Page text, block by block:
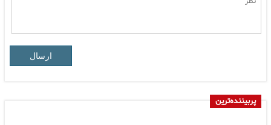
ارسال
پربیننده‌ترین